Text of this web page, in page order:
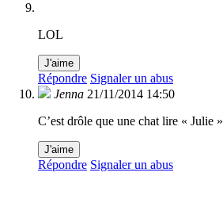
LOL
J'aime
Répondre Signaler un abus
Jenna 21/11/2014 14:50
C’est drôle que une chat lire « Julie »
J'aime
Répondre Signaler un abus